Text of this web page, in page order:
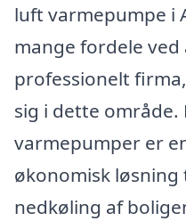
luft varmepumpe i
mange fordele
professionelt
sig i dette
varmepumper er
økonomisk
nedkøling af